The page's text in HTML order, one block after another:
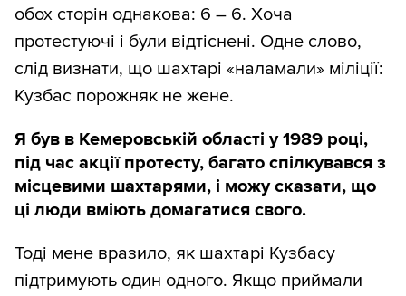
обох сторін однакова: 6 – 6. Хоча
протестуючі і були відтіснені. Одне слово,
слід визнати, що шахтарі «наламали» міліції:
Кузбас порожняк не жене.
Я був в Кемеровській області у 1989 році,
під час акції протесту, багато спілкувався з
місцевими шахтарями, і можу сказати, що
ці люди вміють домагатися свого.
Тоді мене вразило, як шахтарі Кузбасу
підтримують один одного. Якщо приймали